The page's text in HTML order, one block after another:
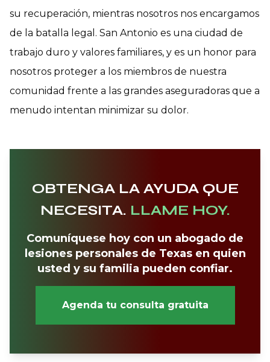
su recuperación, mientras nosotros nos encargamos
de la batalla legal. San Antonio es una ciudad de
trabajo duro y valores familiares, y es un honor para
nosotros proteger a los miembros de nuestra
comunidad frente a las grandes aseguradoras que a
menudo intentan minimizar su dolor.
OBTENGA LA AYUDA QUE
NECESITA. LLAME HOY.
Comuníquese hoy con un abogado de
lesiones personales de Texas en quien
usted y su familia pueden confiar.
Agenda tu consulta gratuita